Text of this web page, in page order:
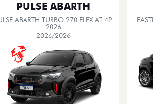
PULSE ABARTH
ABARTH TURBO 270 FLEX AT 4P
2026
2026/2026